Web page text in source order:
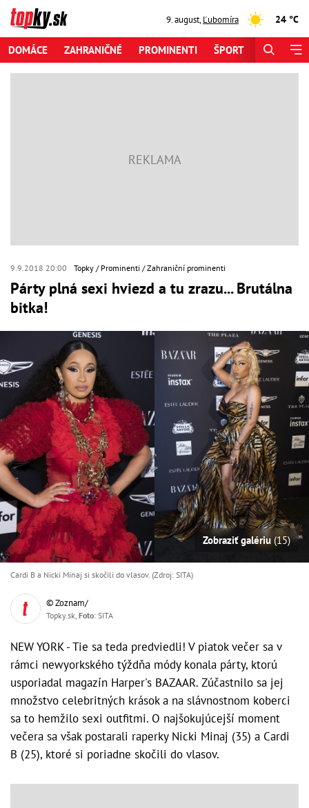
9. august,Ľubomíra 24 °C
DOMÁCE ZAHRANIČNÉ PROMINENTI ŠPORT
9.9.2018 20:00 Topky Prominenti Zahraniční prominenti
Párty plná sexi hviezd a tu zrazu... Brutálna
bitka!
Zobraziť galériu (15)
Cardi B a Nicki Minaj si skočili do vlasov. (Zdroj: SITA)
© Zoznam/
Topky.sk, Foto: SITA
NEW YORK - Tie sa teda predviedli! V piatok večer sa v
rámci newyorkského týždňa módy konala párty, ktorú
usporiadal magazín Harper's BAZAAR. Zúčastnilo sa jej
množstvo celebritných krások a na slávnostnom koberci
sa to hemžilo sexi outfitmi. O najšokujúcejší moment
večera sa však postarali raperky Nicki Minaj (35) a Cardi
B (25), ktoré si poriadne skočili do vlasov.